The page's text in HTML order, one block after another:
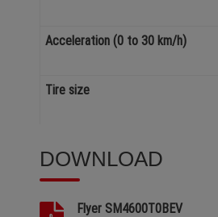
Acceleration (0 to 30 km/h)
Tire size
DOWNLOAD
Flyer SM4600T0BEV